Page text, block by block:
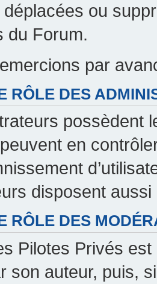
ou
du Forum.
par
RÔLE DES
possèdent
en
disposent
RÔLE DES
Pilotes Privés
son auteur, puis,